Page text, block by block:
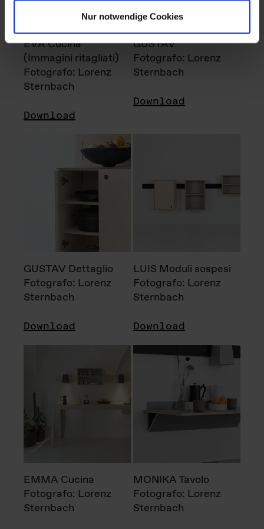
Nur notwendige Cookies
EVA Cucina
(Immagini ritagliati)
Fotografo: Lorenz
Sternbach
Download
GUSTAV
Fotografo: Lorenz
Sternbach
Download
GUSTAV Dettaglio
Fotografo: Lorenz
Sternbach
Download
LUIS Moduli sospesi
Fotografo: Lorenz
Sternbach
Download
EMMA Cucina
Fotografo: Lorenz
Sternbach
MONIKA Tavolo
Fotografo: Lorenz
Sternbach